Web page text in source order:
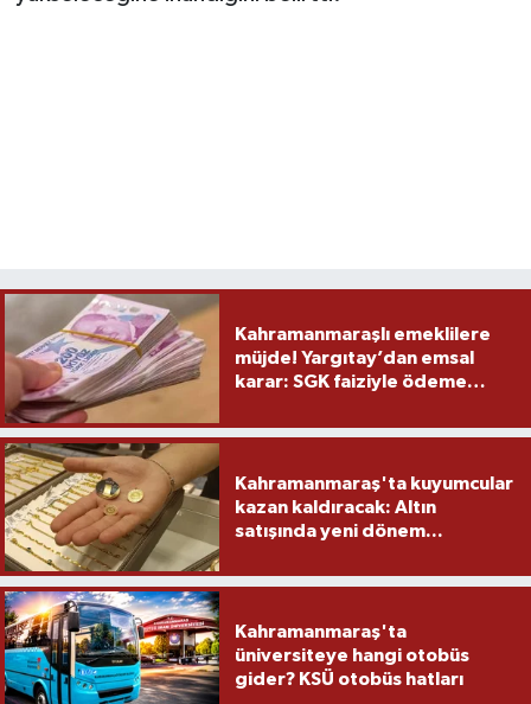
Kahramanmaraşlı emeklilere
müjde! Yargıtay’dan emsal
karar: SGK faiziyle ödeme
Kahramanmaraş'ta kuyumcular
kazan kaldıracak: Altın
satışında yeni dönem...
Kahramanmaraş'ta
üniversiteye hangi otobüs
gider? KSÜ otobüs hatları